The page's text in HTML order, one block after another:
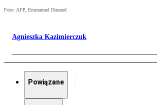
Foto: AFP, Emmanuel Dunand
Agnieszka Kazimierczuk
Powiązane